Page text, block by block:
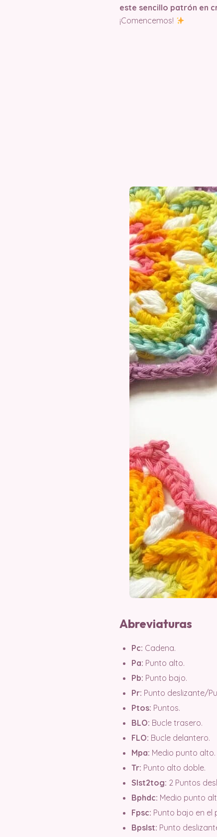
este sencillo patrón en
¡Comencemos!
Abreviaturas
Pc: Cadena.
Pa: Punto alto.
Pb: Punto bajo.
Pr: Punto deslizante/
Ptos: Puntos.
BLO: Bucle trasero.
FLO: Bucle delantero.
Mpa: Medio punto alto.
Tr: Punto alto doble.
Slst2tog: 2 Puntos
Bphdc: Medio punto
Fpsc: Punto bajo en el
Bpslst: Punto